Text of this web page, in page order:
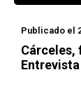
Publicado el
Cárceles,